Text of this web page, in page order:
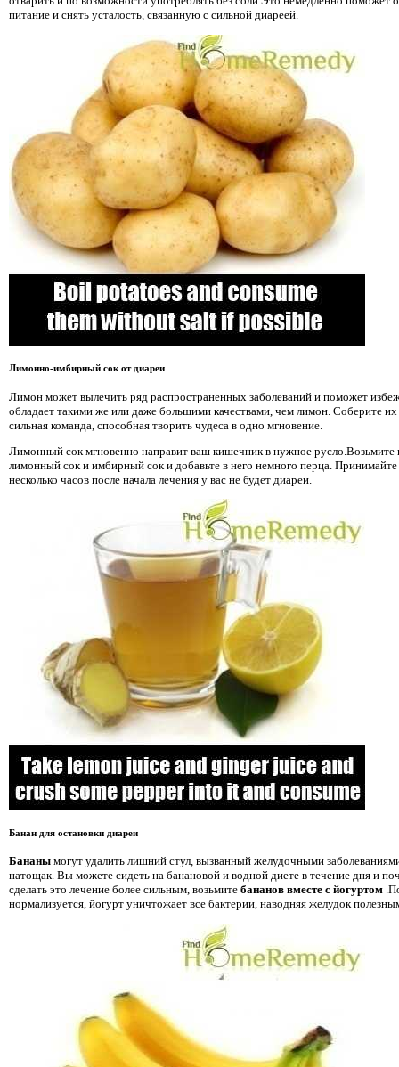
питание и снять усталость, связанную с сильной диареей.
Лимонно-имбирный сок от диареи
Лимон может вылечить ряд распространенных заболеваний и поможет
обладает такими же или даже большими качествами, чем лимон. Соберите их
сильная команда, способная творить чудеса в одно мгновение.
Лимонный сок мгновенно направит ваш кишечник в нужное русло.Возьмите
лимонный сок и имбирный сок и добавьте в него немного перца. Принимайте
несколько часов после начала лечения у вас не будет диареи.
Банан для остановки диареи
Бананы могут удалить лишний стул, вызванный желудочными
натощак. Вы можете сидеть на банановой и водной диете в течение дня и
сделать это лечение более сильным, возьмите бананов вместе с йогуртом
нормализуется, йогурт уничтожает все бактерии, наводняя желудок